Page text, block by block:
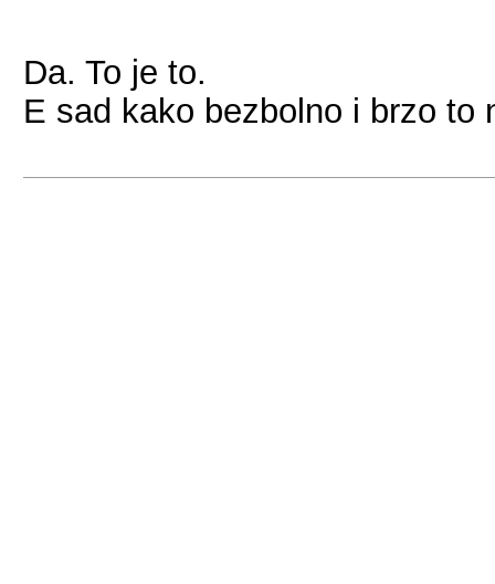
Da. To je to.
E sad kako bezbolno i brzo to